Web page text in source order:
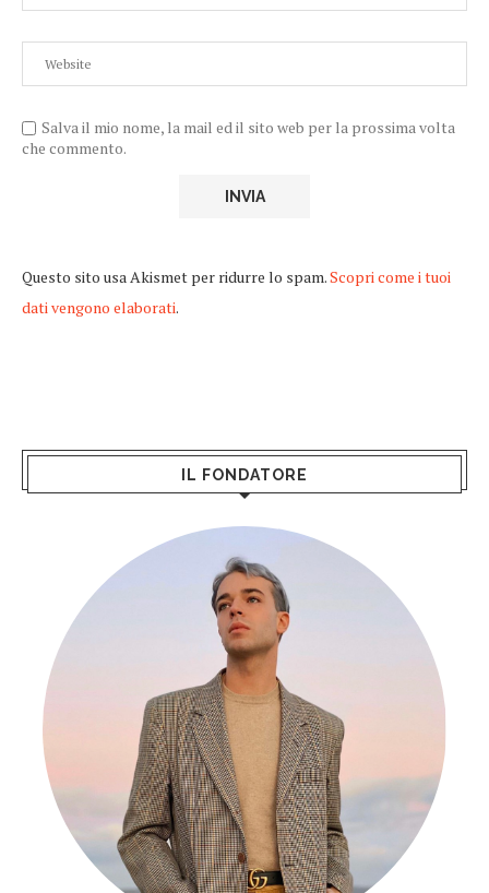
Salva il mio nome, la mail ed il sito web per la prossima volta
che commento.
Questo sito usa Akismet per ridurre lo spam.Scopri come i tuoi
dati vengono elaborati.
IL FONDATORE